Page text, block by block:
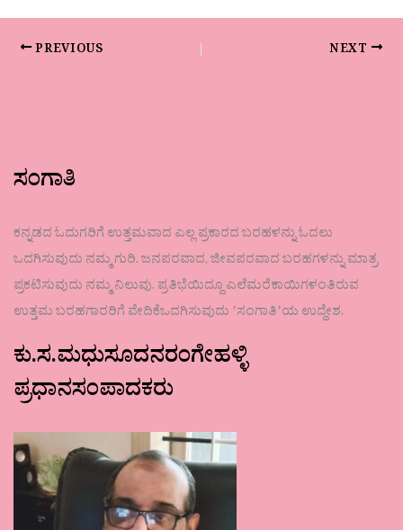
PREVIOUS NEXT
ಸಂಗಾತಿ
ಕನ್ನಡದ ಓದುಗರಿಗೆ ಉತ್ತಮವಾದ ಎಲ್ಲ ಪ್ರಕಾರದ ಬರಹಳನ್ನು ಓದಲು
ಒದಗಿಸುವುದು ನಮ್ಮ ಗುರಿ. ಜನಪರವಾದ, ಜೀವಪರವಾದ ಬರಹಗಳನ್ನು ಮಾತ್ರ
ಪ್ರಕಟಿಸುವುದು ನಮ್ಮ ನಿಲುವು. ಪ್ರತಿಭೆಯಿದ್ದೂ ಎಲೆಮರೆಕಾಯಿಗಳಂತಿರುವ
ಉತ್ತಮ ಬರಹಗಾರರಿಗೆ ವೇದಿಕೆಒದಗಿಸುವುದು ʼಸಂಗಾತಿʼಯ ಉದ್ದೇಶ.
ಕು.ಸ.ಮಧುಸೂದನರಂಗೇಹಳ್ಳಿ
ಪ್ರಧಾನಸಂಪಾದಕರು